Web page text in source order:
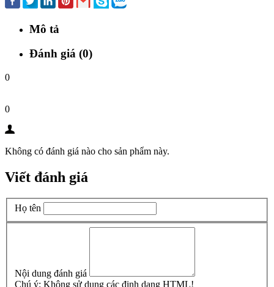
Mô tả
Đánh giá (0)
0
0
Không có đánh giá nào cho sản phẩm này.
Viết đánh giá
Họ tên
Nội dung đánh giá
Chú ý: Không sử dụng các định dạng HTML!